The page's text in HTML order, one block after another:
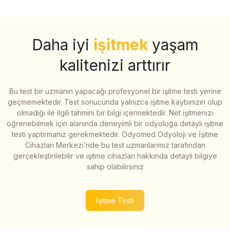
Daha iyi işitmek yaşam
kalitenizi arttırır
Bu test bir uzmanın yapacağı profesyonel bir işitme testi yerine
geçmemektedir. Test sonucunda yalnızca işitme kaybınızın olup
olmadığı ile ilgili tahmini bir bilgi içermektedir. Net işitmenizi
öğrenebilmek için alanında deneyimli bir odyoloğa detaylı işitme
testi yaptırmanız gerekmektedir. Odyomed Odyoloji ve İşitme
Cihazları Merkezi’nde bu test uzmanlarımız tarafından
gerçekleştirilebilir ve işitme cihazları hakkında detaylı bilgiye
sahip olabilirsiniz
İşitme Testi